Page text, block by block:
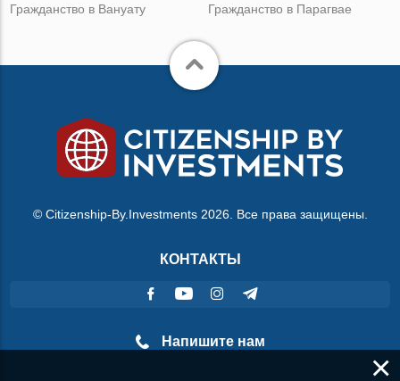
Гражданство в Вануату
Гражданство в Парагвае
© Citizenship-By.Investments 2026. Все права защищены.
КОНТАКТЫ
Напишите нам
×